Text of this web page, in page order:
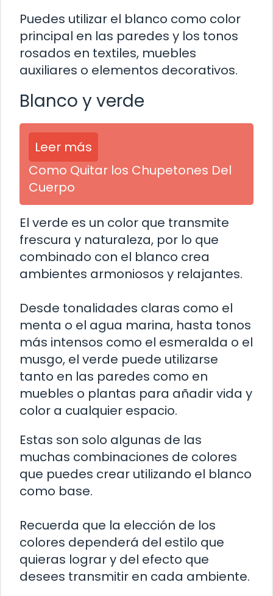
Puedes utilizar el blanco como color
principal en las paredes y los tonos
rosados en textiles, muebles
auxiliares o elementos decorativos.
Blanco y verde
Leer más
Como Quitar los Chupetones Del
Cuerpo
El verde es un color que transmite
frescura y naturaleza, por lo que
combinado con el blanco crea
ambientes armoniosos y relajantes.
Desde tonalidades claras como el
menta o el agua marina, hasta tonos
más intensos como el esmeralda o el
musgo, el verde puede utilizarse
tanto en las paredes como en
muebles o plantas para añadir vida y
color a cualquier espacio.
Estas son solo algunas de las
muchas combinaciones de colores
que puedes crear utilizando el blanco
como base.
Recuerda que la elección de los
colores dependerá del estilo que
quieras lograr y del efecto que
desees transmitir en cada ambiente.